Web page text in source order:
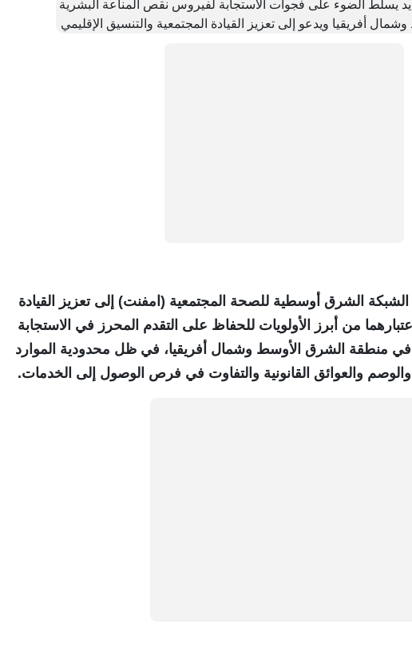
الشرق أوسطية للصحة المجتمعية (امفنت) إلى تعزيز القيادة
من أبرز الأولويات للحفاظ على التقدم المحرز في الاستجابة
منطقة الشرق الأوسط وشمال أفريقيا، في ظل محدودية الموارد
والعوائق القانونية والتفاوت في فرص الوصول إلى الخدمات.